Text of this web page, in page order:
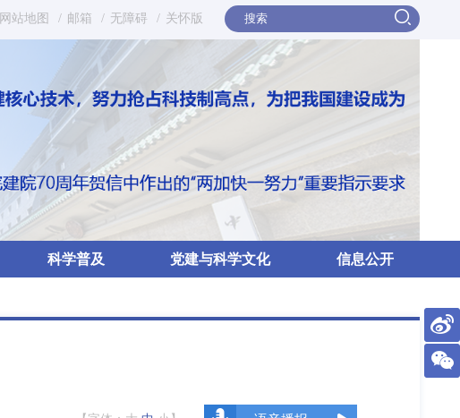
网站地图 / 邮箱 / 无障碍 / 关怀版
科学普及 党建与科学文化 信息公开